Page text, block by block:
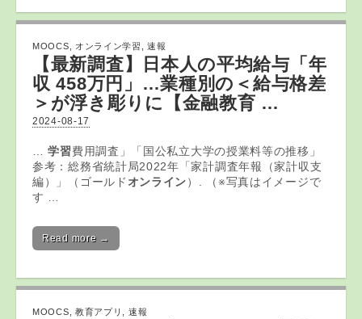
MOOCS オンライン学習 ,速報
【最新調査】日本人の平均給与「年
収 458万円」…業種別の＜給与格差
＞が浮き彫りに【金融教育 …
2024-08-17
…学習費用調査」「国公私立大学の授業料等の推移」
参考：総務省統計局2022年「家計調査年報（家計収支
編）」（ゴールド オンライン）. （※写真はイメージで
す …
Read more →
MOOCS 教育アプリ 速報